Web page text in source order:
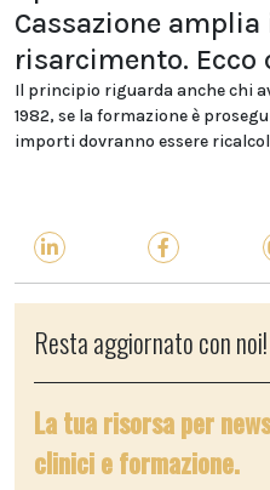
Cassazione
risarcimento.
Il principio riguarda anche chi
1982, se la formazione è
importi dovranno essere
Resta aggiornato con noi!
La tua risorsa per
clinici e formazione.